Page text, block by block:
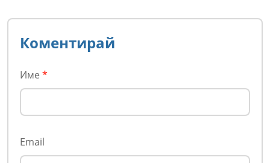
Коментирай
Име *
Email